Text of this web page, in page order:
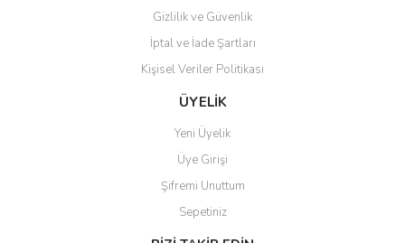
Gizlilik ve Güvenlik
İptal ve İade Şartları
Kişisel Veriler Politikası
ÜYELİK
Yeni Üyelik
Üye Girişi
Şifremi Unuttum
Sepetiniz